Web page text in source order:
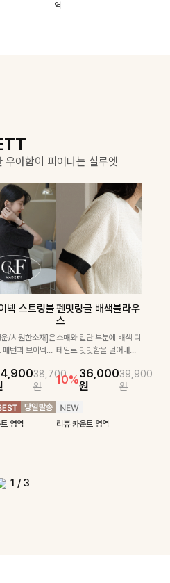
할 수 있어요🤍
역
우아함이 피어나는 실루엣
넥 스트링블
운/시원한소재]은
패턴과 브이넥으
운 디테일을 넣
스트링으로 핏
끔하게 잡아주는
요 :)
38,700
원
영역
펜밋링클 배색블라우
스
소매와 밑단 부분에 배색 디
테일로 밋밋함을 덜어내고
클 소재로 구김 걱정없이 즐
길 수 있는 블라우스랍니
10%36,000
원
39,900
원
리뷰 카운트 영역
줄 니트 컬렉션
이프 카라7
/클래식무드🤍]
패턴으로 데일
카라넥 디자인
한 이미지로 만들
니트입니다 ~
35,400
원
영역
셀드펜던트 7부니트
넉넉한 핏으로 편하게 착용
가능한 심플&베이직 무드의
니트!레터리 펜던트로 고급
어요:D
10% 원
원
리뷰 카운트 영역
인 선택으로 채우는 즐거움
이프 링클원
링자켓
한 링클 원피스
고민 없이 완성
일링을 연출해
🤍 따로 또 같
좋아 실용적이
테일로 다양한
79,400
원
헨틴링클 날개티셔츠
+치마바지SET
[텐션감↑/구김↓]가볍게
입기만 해도 코디가 완성되
럽게 퍼지는 프릴 날개 소매
가 우아한 포인트를 더해드
립니다💕 잔잔한 링클 텍스
처 소재와 편안한 허리밴딩
으로 하루 종일 산뜻하고 쾌
12%29,900
원
33,900
원
리뷰 카운트 영역
1 / 3